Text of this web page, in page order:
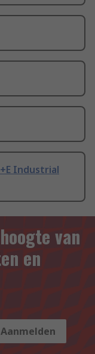
Industrial
van
en
Aanmelden